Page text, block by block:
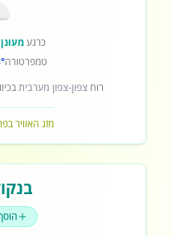
כרגע
טמפרטורה
רוח צפון-צפון מערבית
מזג האוויר